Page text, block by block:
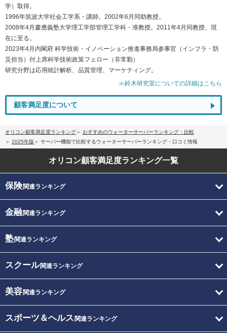
学）取得。
1996年筑波大学社会工学系・講師。2002年6月同助教授。
2008年4月慶應義塾大学理工学部管理工学科・准教授。2011年4月同教授、現
在に至る。
2023年4月内閣府 科学技術・イノベーション推進事務局参事官（インフラ・防
災担当）付上席科学技術政策フェロー（非常勤）
研究分野は応用統計解析、品質管理、マーケティング。
≫鈴木研究室についての詳細はこちら
顧客満足度について
オリコン顧客満足度ランキング
おすすめのウォーターサーバーランキング・比較
2025年版
サーバー機能で比較するウォーターサーバーランキング・口コミ情報
オリコン顧客満足度ランキング一覧
保険関連ランキング
金融関連ランキング
塾関連ランキング
スクール関連ランキング
美容関連ランキング
スポーツ＆ヘルス 関連ランキング